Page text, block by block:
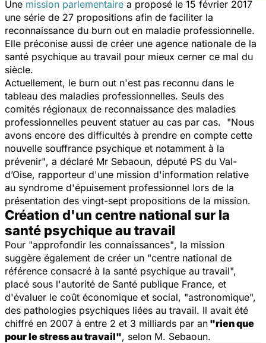
Une mission parlementaire a proposé le 15 février 2017
une série de 27 propositions afin de faciliter la
reconnaissance du burn out en maladie professionnelle.
Elle préconise aussi de créer une agence nationale de la
santé psychique au travail pour mieux cerner ce mal du
siècle.
Actuellement, le burn out n'est pas reconnu dans le
tableau des maladies professionnelles. Seuls des
comités régionaux de reconnaissance des maladies
professionnelles peuvent statuer au cas par cas. "Nous
avons encore des difficultés à prendre en compte cette
nouvelle souffrance psychique et notamment à la
prévenir", a déclaré Mr Sebaoun, député PS du Val-
d’Oise, rapporteur d'une mission d'information relative
au syndrome d'épuisement professionnel lors de la
présentation des vingt-sept propositions de la mission.
Création d'un centre national sur la
santé psychique au travail
Pour "approfondir les connaissances", la mission
suggère également de créer un "centre national de
référence consacré à la santé psychique au travail",
placé sous l'autorité de Santé publique France, et
d'évaluer le coût économique et social, "astronomique",
des pathologies psychiques liées au travail. Il avait été
chiffré en 2007 à entre 2 et 3 milliards par an "rien que
pour le stress au travail", selon M. Sebaoun.